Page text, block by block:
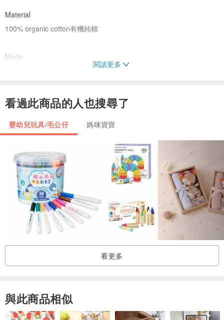
Material
100% organic cotton有機純棉
Made
閱讀更多
看過此商品的人也搜尋了
嬰幼兒玩具/毛公仔 媽咪寶寶
看更多
與此商品相似